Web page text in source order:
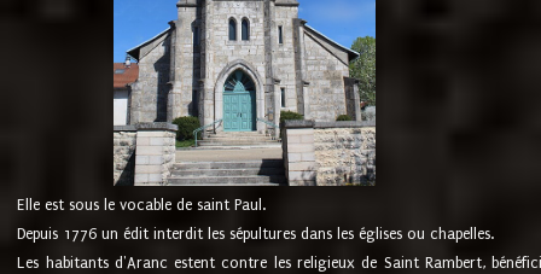
Elle est sous le vocable de saint Paul.
Depuis 1776 un édit interdit les sépultures dans les églises ou chapelles.
Les habitants d'Aranc estent contre les religieux de Saint Rambert,